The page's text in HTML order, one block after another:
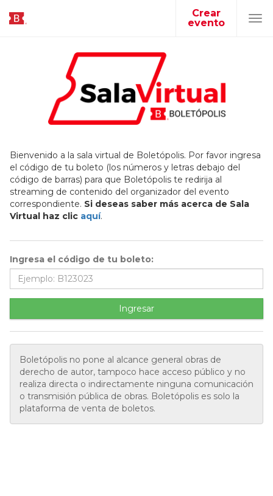
Crear
evento
Bienvenido a la sala virtual de Boletópolis. Por favor ingresa
el código de tu boleto (los números y letras debajo del
código de barras) para que Boletópolis te redirija al
streaming de contenido del organizador del evento
correspondiente. Si deseas saber más acerca de Sala
Virtual haz clic aquí.
Ingresa el código de tu boleto:
Ingresar
Boletópolis no pone al alcance general obras de
derecho de autor, tampoco hace acceso público y no
realiza directa o indirectamente ninguna comunicación
o transmisión pública de obras. Boletópolis es solo la
plataforma de venta de boletos.